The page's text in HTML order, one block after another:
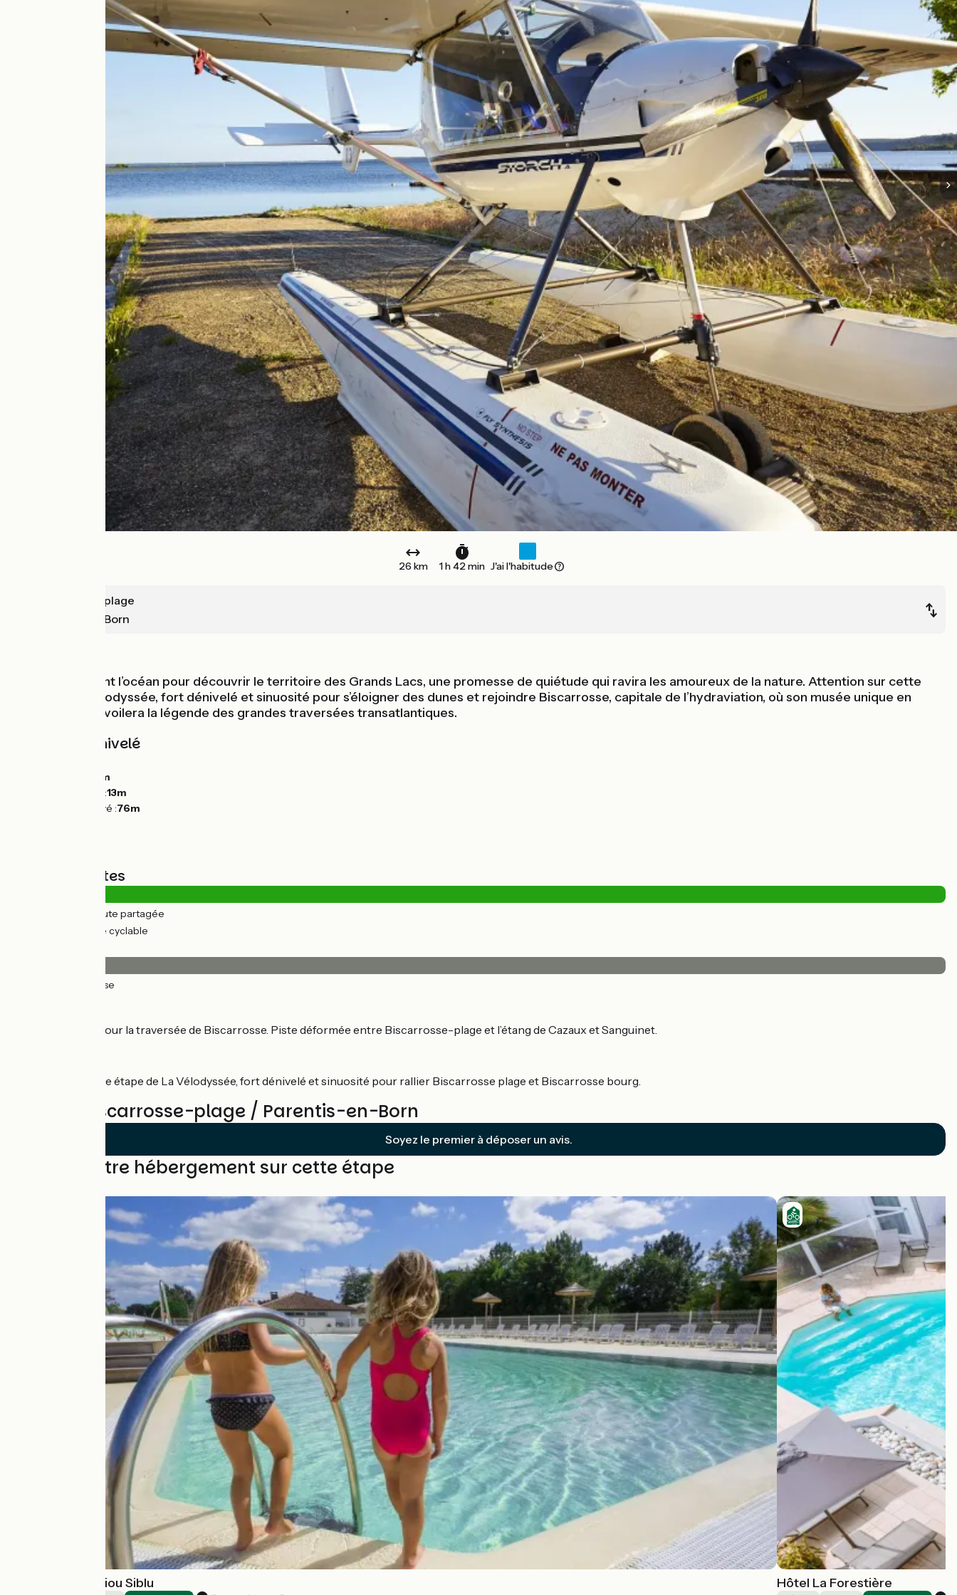
26 km 1 h 42 min J'ai l'habitude
Biscarrosse-plage
Parentis-en-Born
Quittez à présent l’océan pour découvrir le territoire des Grands Lacs, une promesse de quiétude qui ravira les amoureux de la nature. Attention sur cette
étape de La Vélodyssée, fort dénivelé et sinuosité pour s’éloigner des dunes et rejoindre Biscarrosse, capitale de l’hydraviation, où son musée unique en
Europe vous dévoilera la légende des grandes traversées transatlantiques.
Pentes et dénivelé
126m
Point le plus bas :13m
Point le plus élevé :76m
Types de routes
(2%) Route partagée
(98%) Voie cyclable
(100%) Lisse
Site propre sauf pour la traversée de Biscarrosse. Piste déformée entre Biscarrosse-plage et l’étang de Cazaux et Sanguinet.
Attention sur cette étape de La Vélodyssée, fort dénivelé et sinuosité pour rallier Biscarrosse plage et Biscarrosse bourg.
Avis sur Biscarrosse-plage / Parentis-en-Born
Soyez le premier à déposer un avis.
Trouvez votre hébergement sur cette étape
Camping Le Pipiou Siblu Hôtel La Forestière